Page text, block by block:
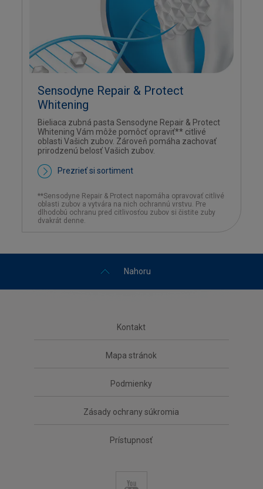
Sensodyne Repair & Protect
Whitening
Bieliaca zubná pasta Sensodyne Repair & Protect
Whitening Vám môže pomôcť opraviť** citlivé
oblasti Vašich zubov. Zároveň pomáha zachovať
prirodzenú belosť Vašich zubov.
Prezrieť si sortiment
**Sensodyne Repair & Protect napomáha opravovať citlivé
oblasti zubov a vytvára na nich ochrannú vrstvu. Pre
dlhodobú ochranu pred citlivosťou zubov si čistite zuby
dvakrát denne.
Nahoru
Kontakt
Mapa stránok
Podmienky
Zásady ochrany súkromia
Prístupnosť